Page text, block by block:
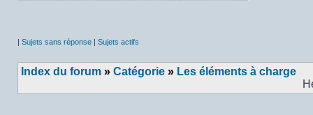
| Sujets sans réponse | Sujets actifs
Index du forum » Catégorie » Les éléments à charge